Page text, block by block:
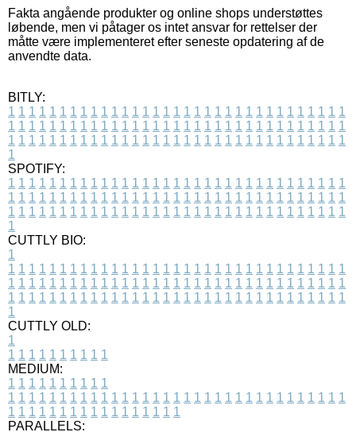
Fakta angående produkter og online shops understøttes
løbende, men vi påtager os intet ansvar for rettelser der
måtte være implementeret efter seneste opdatering af de
anvendte data.
BITLY:
1 1 1 1 1 1 1 1 1 1 1 1 1 1 1 1 1 1 1 1 1 1 1 1 1 1 1 1 1 1 1 1 1
1 1 1 1 1 1 1 1 1 1 1 1 1 1 1 1 1 1 1 1 1 1 1 1 1 1 1 1 1 1 1 1 1
1 1 1 1 1 1 1 1 1 1 1 1 1 1 1 1 1 1 1 1 1 1 1 1 1 1 1 1 1 1 1 1 1
1
SPOTIFY:
1 1 1 1 1 1 1 1 1 1 1 1 1 1 1 1 1 1 1 1 1 1 1 1 1 1 1 1 1 1 1 1 1
1 1 1 1 1 1 1 1 1 1 1 1 1 1 1 1 1 1 1 1 1 1 1 1 1 1 1 1 1 1 1 1 1
1 1 1 1 1 1 1 1 1 1 1 1 1 1 1 1 1 1 1 1 1 1 1 1 1 1 1 1 1 1 1 1 1
1
CUTTLY BIO:
1
1 1 1 1 1 1 1 1 1 1 1 1 1 1 1 1 1 1 1 1 1 1 1 1 1 1 1 1 1 1 1 1 1
1 1 1 1 1 1 1 1 1 1 1 1 1 1 1 1 1 1 1 1 1 1 1 1 1 1 1 1 1 1 1 1 1
1 1 1 1 1 1 1 1 1 1 1 1 1 1 1 1 1 1 1 1 1 1 1 1 1 1 1 1 1 1 1 1 1
1
CUTTLY OLD:
1
1 1 1 1 1 1 1 1 1 1
MEDIUM:
1 1 1 1 1 1 1 1 1 1
1 1 1 1 1 1 1 1 1 1 1 1 1 1 1 1 1 1 1 1 1 1 1 1 1 1 1 1 1 1 1 1 1
1 1 1 1 1 1 1 1 1 1 1 1 1 1 1 1 1
PARALLELS: